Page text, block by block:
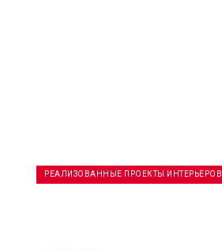
РЕАЛИЗОВАННЫЕ ПРОЕКТЫ ИНТЕРЬЕРОВ